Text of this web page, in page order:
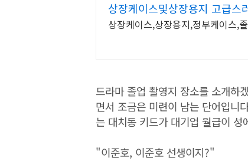
상장케이스및상장용지 고급스
인
상장케이스,상장용지,정부케이스,
드라마 졸업 촬영지 장소를 소개하
면서 조금은 미련이 남는 단어입니
는 대치동 키드가 대기업 월급이
"이준호, 이준호 선생이지?"